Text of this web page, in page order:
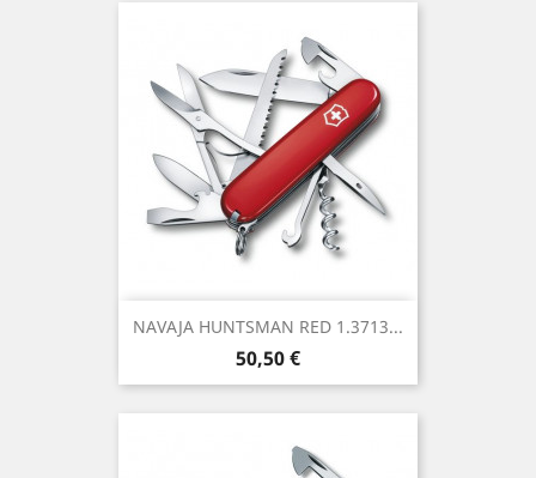
NAVAJA HUNTSMAN RED 1.3713...
Precio
50,50 €